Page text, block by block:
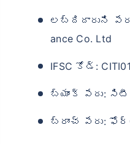
లబ్దిదారుని పేరు:
ance Co. Ltd
IFSC కోడ్:
బ్యాంక్ పేరు: సిటీ
బ్రాంచ్ పేరు: